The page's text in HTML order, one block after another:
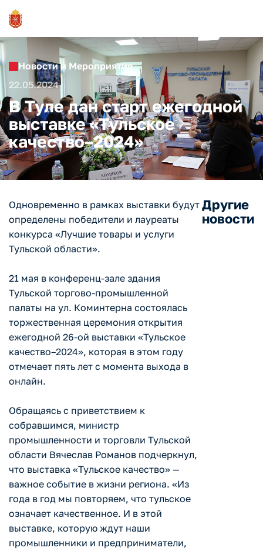
Новости и Мероприятия
22.05.2024
В Туле дан старт ежегодной
выставке «Тульское
качество–2024»
Одновременно в рамках выставки будут
определены победители и лауреаты
конкурса «Лучшие товары и услуги
Тульской области».
21 мая в конференц-зале здания
Тульской торгово-промышленной
палаты на ул. Коминтерна состоялась
торжественная церемония открытия
ежегодной 26-ой выставки «Тульское
качество–2024», которая в этом году
отмечает пять лет с момента выхода в
онлайн.
Обращаясь с приветствием к
собравшимся, министр
промышленности и торговли Тульской
области Вячеслав Романов подчеркнул,
что выставка «Тульское качество» —
важное событие в жизни региона. «Из
года в год мы повторяем, что тульское
означает качественное. И в этой
выставке, которую ждут наши
промышленники и предприниматели,
Другие
новости